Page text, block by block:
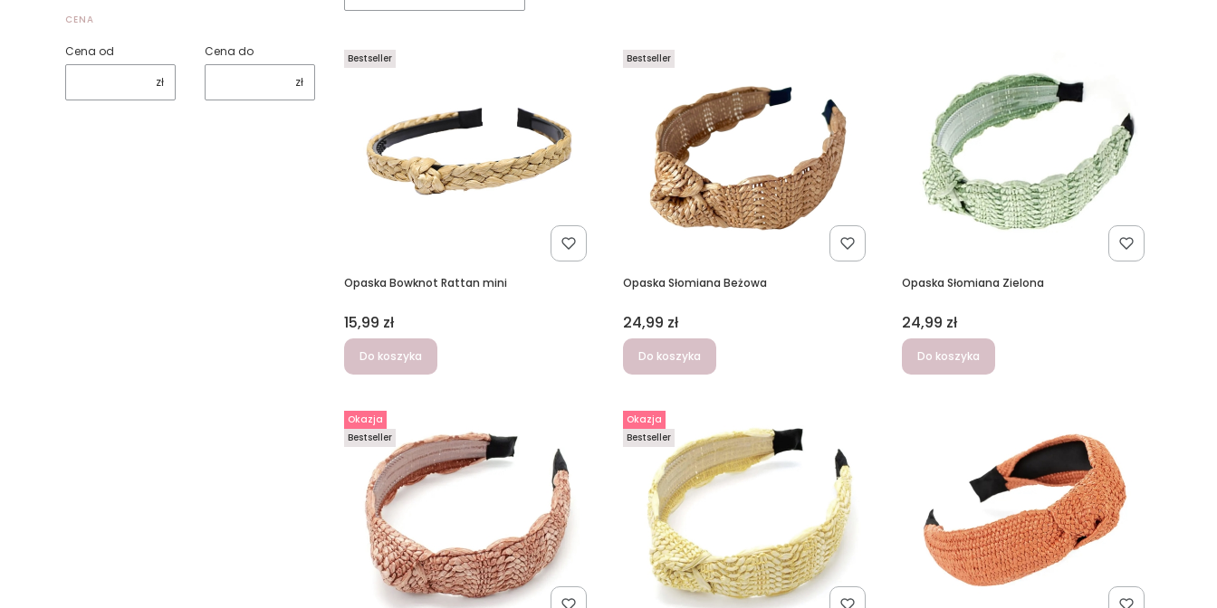
CENA
Cena od
zł
Cena do
zł
Bestseller
Opaska Bowknot Rattan mini
Cena
15,99 zł
Do koszyka
Bestseller
Opaska Słomiana Beżowa
Cena
24,99 zł
Do koszyka
Opaska Słomiana Zielona
Cena
24,99 zł
Do koszyka
Okazja
Bestseller
Okazja
Bestseller